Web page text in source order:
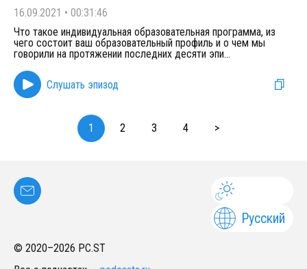
16.09.2021 • 00:31:46
Что такое индивидуальная образовательная программа, из
чего состоит ваш образовательный профиль и о чем мы
говорили на протяжении последних десяти эпи...
Слушать эпизод
1 2 3 4 >
Русский
© 2020–2026 PC.ST